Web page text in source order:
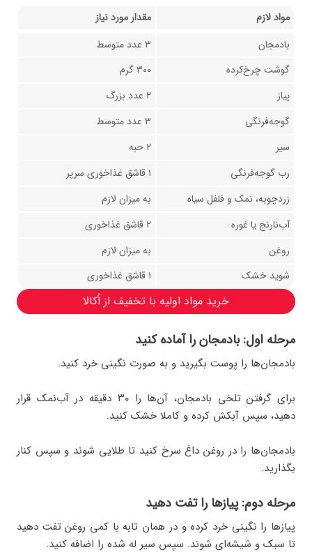
مواد لازم
مقدار مورد نیاز
بادمجان
۳ عدد متوسط
گوشت چرخ‌کرده
۳۰۰ گرم
پیاز
۲ عدد بزرگ
گوجه‌فرنگی
۳ عدد متوسط
سیر
۲ حبه
رب گوجه‌فرنگی
۱ قاشق غذاخوری سرپر
زردچوبه، نمک و فلفل سیاه
به میزان لازم
آب‌نارنج یا غوره
۲ قاشق غذاخوری
روغن
به میزان لازم
شوید خشک
۱ قاشق غذاخوری
خرید مواد اولیه با تخفیف از اُکالا
مرحله اول: بادمجان را آماده کنید
بادمجان‌ها را پوست بگیرید و به صورت نگینی خرد کنید.
برای گرفتن تلخی بادمجان، آن‌ها را ۳۰ دقیقه در آب‌نمک قرار
دهید، سپس آبکش کرده و کاملا خشک کنید.
بادمجان‌ها را در روغن داغ سرخ کنید تا طلایی شوند و سپس کنار
بگذارید.
مرحله دوم: پیازها را تفت دهید
پیازها را نگینی خرد کرده و در همان تابه با کمی روغن تفت دهید
تا سبک و شیشه‌ای شوند. سپس سیر له شده را اضافه کنید.